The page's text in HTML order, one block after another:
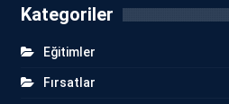
Kategoriler
Eğitimler
Fırsatlar